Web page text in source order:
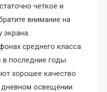
четкое и
внимание на
экрана.
среднего класса
в последние годы.
хорошее качество
освещении.